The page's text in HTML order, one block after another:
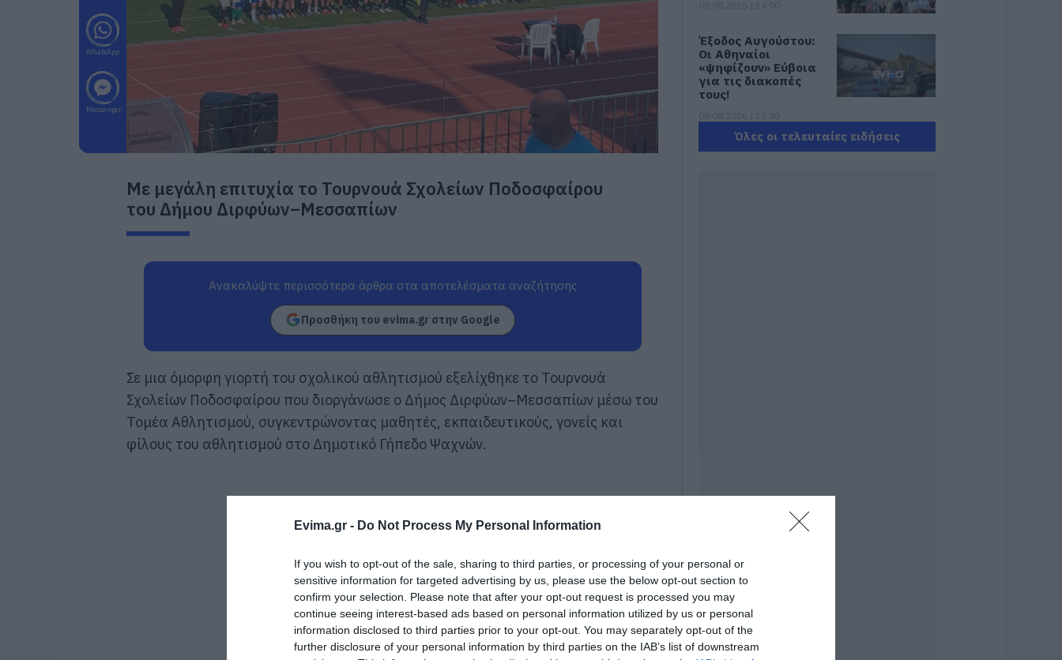
Evima.gr - Do Not Process My Personal Information
If you wish to opt-out of the sale, sharing to third parties, or processing of your personal or
sensitive information for targeted advertising by us, please use the below opt-out section to
confirm your selection. Please note that after your opt-out request is processed you may
continue seeing interest-based ads based on personal information utilized by us or personal
information disclosed to third parties prior to your opt-out. You may separately opt-out of the
further disclosure of your personal information by third parties on the IAB’s list of downstream
WhatsApp
Messenger
Με μεγάλη επιτυχία το Τουρνουά Σχολείων Ποδοσφαίρου
του Δήμου Διρφύων–Μεσσαπίων
Ανακαλύψτε περισσότερα άρθρα στα αποτελέσματα αναζήτησης
Προσθήκη του evima.gr στην Google
Σε μια όμορφη γιορτή του σχολικού αθλητισμού εξελίχθηκε το Τουρνουά
Σχολείων Ποδοσφαίρου που διοργάνωσε ο Δήμος Διρφύων–Μεσσαπίων μέσω του
Τομέα Αθλητισμού, συγκεντρώνοντας μαθητές, εκπαιδευτικούς, γονείς και
φίλους του αθλητισμού στο Δημοτικό Γήπεδο Ψαχνών.
Έξοδος Αυγούστου:
Οι Αθηναίοι
«ψηφίζουν» Εύβοια
για τις διακοπές
τους!
Μεταφορές
αύριο στην Εύβοια!
Συνεδρίασε η
κινδύνου
08.08.2026 | 12:00
Όλες οι τελευταίες ειδήσεις